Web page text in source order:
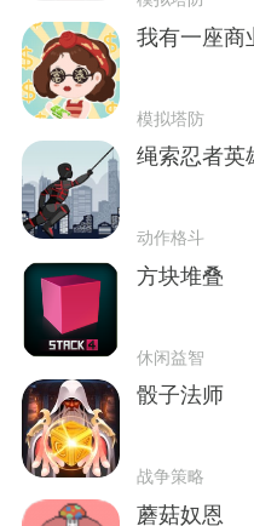
我有一座商
模拟塔防
绳索忍者英
动作格斗
方块堆叠
休闲益智
骰子法师
战争策略
蘑菇奴恩